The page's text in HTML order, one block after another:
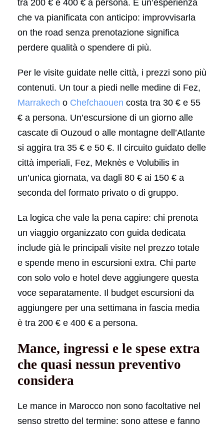
tra 200 € e 400 € a persona. È un’esperienza
che va pianificata con anticipo: improvvisarla
on the road senza prenotazione significa
perdere qualità o spendere di più.
Per le visite guidate nelle città, i prezzi sono più
contenuti. Un tour a piedi nelle medine di Fez,
Marrakech o Chefchaouen costa tra 30 € e 55
€ a persona. Un’escursione di un giorno alle
cascate di Ouzoud o alle montagne dell’Atlante
si aggira tra 35 € e 50 €. Il circuito guidato delle
città imperiali, Fez, Meknès e Volubilis in
un’unica giornata, va dagli 80 € ai 150 € a
seconda del formato privato o di gruppo.
La logica che vale la pena capire: chi prenota
un viaggio organizzato con guida dedicata
include già le principali visite nel prezzo totale
e spende meno in escursioni extra. Chi parte
con solo volo e hotel deve aggiungere questa
voce separatamente. Il budget escursioni da
aggiungere per una settimana in fascia media
è tra 200 € e 400 € a persona.
Mance, ingressi e le spese extra
che quasi nessun preventivo
considera
Le mance in Marocco non sono facoltative nel
senso stretto del termine: sono attese e fanno